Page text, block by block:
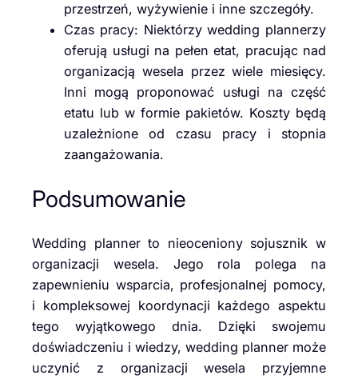
przestrzeń, wyżywienie i inne szczegóły.
Czas pracy: Niektórzy wedding plannerzy
oferują usługi na pełen etat, pracując nad
organizacją wesela przez wiele miesięcy.
Inni mogą proponować usługi na część
etatu lub w formie pakietów. Koszty będą
uzależnione od czasu pracy i stopnia
zaangażowania.
Podsumowanie
Wedding planner to nieoceniony sojusznik w
organizacji wesela. Jego rola polega na
zapewnieniu wsparcia, profesjonalnej pomocy,
i kompleksowej koordynacji każdego aspektu
tego wyjątkowego dnia. Dzięki swojemu
doświadczeniu i wiedzy, wedding planner może
uczynić z organizacji wesela przyjemne